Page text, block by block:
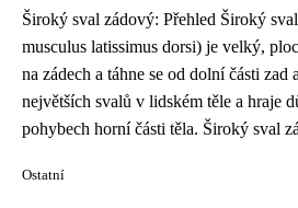
Široký sval zádový: Přehled Široký
musculus latissimus dorsi) je velký,
na zádech a táhne se od dolní části zad
největších svalů v lidském těle a hraje
pohybech horní části těla. Široký sval
Ostatní